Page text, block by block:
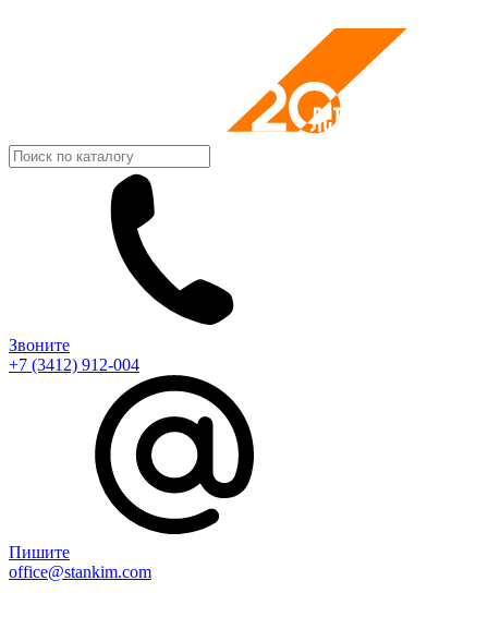
Звоните
+7 (3412) 912-004
Пишите
office@stankim.com